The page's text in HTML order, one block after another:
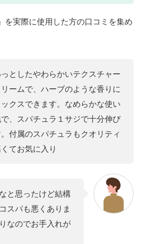
を実際に使用した方の口コミを集め
としたやわらかいテクスチャー
ームで、ハーブのような香りに
ックスできます。なめらかな使い
、スパチュラ１サジで十分伸び
。付属のスパチュラもクオリティ
てお気に入り
と思ったけど結構
スパも悪くありま
なのでお手入れが